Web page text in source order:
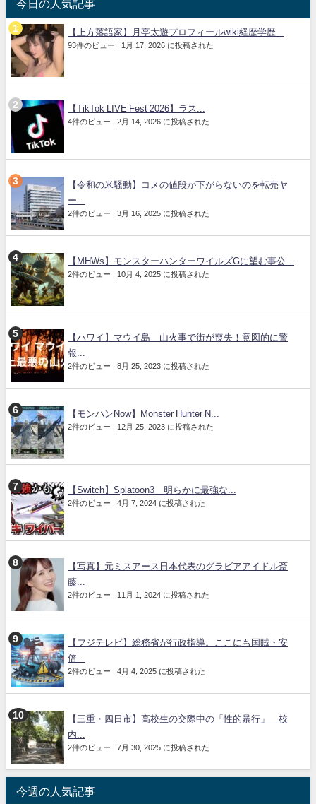
今日の人気記事
【上方落語家】月亭太遊プロフィールwiki経歴学歴...
93件のビュー | 1月 17, 2026 に投稿された
【TikTok LIVE Fest 2026】ラス...
4件のビュー | 2月 14, 2026 に投稿された
【令和の米騒動】コメの値段が下がらないのを転売ヤ
ー...
2件のビュー | 3月 16, 2025 に投稿された
【MHWs】モンスターハンターワイルズGに望む事公...
2件のビュー | 10月 4, 2025 に投稿された
【ハワイ】マウイ島 山火事で街が喪失！意図的に警
報...
2件のビュー | 8月 25, 2023 に投稿された
【モンハンNow】Monster Hunter N...
2件のビュー | 12月 25, 2023 に投稿された
【Switch】Splatoon3 明らかに最強な...
2件のビュー | 4月 7, 2024 に投稿された
【写真】元ミスアース日本代表のグラビアアイドル斎
藤...
2件のビュー | 11月 1, 2024 に投稿された
【フジテレビ】総務省が行政指導。ここにも国賊・安
倍...
2件のビュー | 4月 4, 2025 に投稿された
【三重・四日市】高校生の交際中の「性的暴行」 校
内...
2件のビュー | 7月 30, 2025 に投稿された
今週の人気記事